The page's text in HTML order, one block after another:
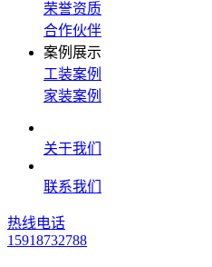
荣誉资质
合作伙伴
案例展示
工装案例
家装案例
关于我们
联系我们
热线电话
15918732788